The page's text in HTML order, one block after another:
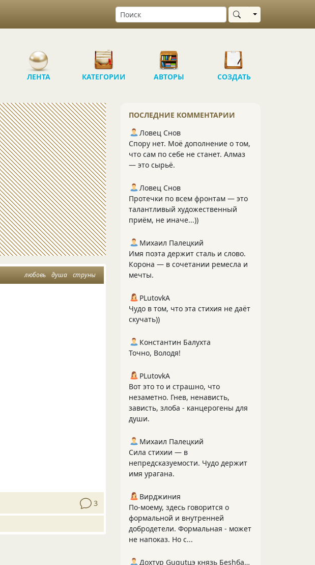
Выбрать область
ЛЕНТА КАТЕГОРИИ АВТОРЫ СОЗДАТЬ
любовь душа струны
3
ПОСЛЕДНИЕ КОММЕНТАРИИ
Ловец Снов
Спору нет. Моё дополнение о том,
что сам по себе не станет. Алмаз
— это сырьё.
Ловец Снов
Протечки по всем фронтам — это
талантливый художественный
приём, не иначе...))
Михаил Палецкий
Имя поэта держит сталь и слово.
Корона — в сочетании ремесла и
мечты.
PLutоvkА
Чудо в том, что эта стихия не даёт
скучать))
Константин Балухта
Точно, Володя!
PLutоvkА
Вот это то и страшно, что
незаметно. Гнев, ненависть,
зависть, злоба - канцерогены для
души.
Михаил Палецкий
Сила стихии — в
непредсказуемости. Чудо держит
имя урагана.
Вирджиния
По-моему, здесь говорится о
формальной и внутренней
добродетели. Формальная - может
не напоказ. Но с...
Дохтур Gugutцэ князь Беshбармакоff